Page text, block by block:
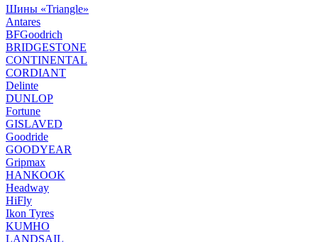
Шины «Triangle»
Antares
BFGoodrich
BRIDGESTONE
CONTINENTAL
CORDIANT
Delinte
DUNLOP
Fortune
GISLAVED
Goodride
GOODYEAR
Gripmax
HANKOOK
Headway
HiFly
Ikon Tyres
KUMHO
LANDSAIL